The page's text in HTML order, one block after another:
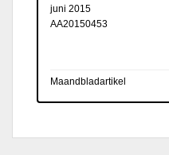
juni 2015
AA20150453
Maandbladartikel